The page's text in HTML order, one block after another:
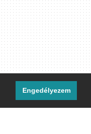
Engedélyezem